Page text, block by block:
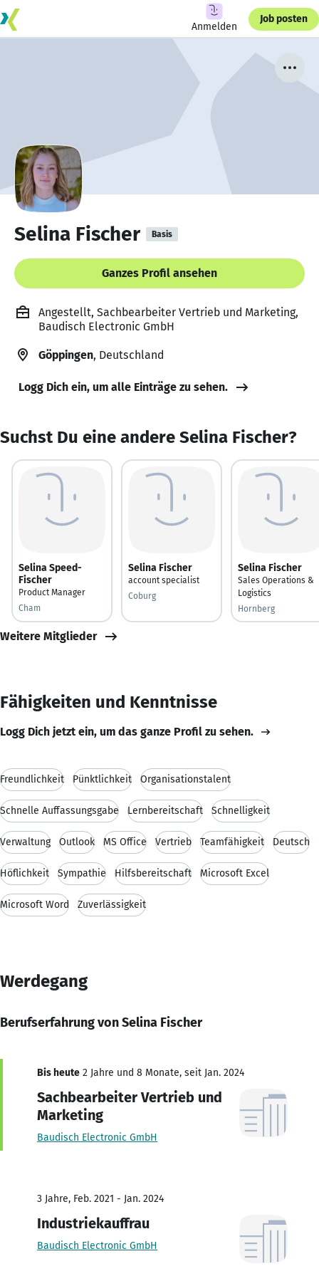
Anmelden
Job posten
Selina Fischer Basis
Ganzes Profil ansehen
Angestellt, Sachbearbeiter Vertrieb und Marketing,
Baudisch Electronic GmbH
Göppingen, Deutschland
Logg Dich ein, um alle Einträge zu sehen.
Suchst Du eine andere Selina Fischer?
Selina Speed-
Fischer
Product Manager
Cham
Selina Fischer
account specialist
Coburg
Selina Fischer
Sales Operations &
Logistics
Hornberg
Weitere Mitglieder
Fähigkeiten und Kenntnisse
Logg Dich jetzt ein, um das ganze Profil zu sehen.
Freundlichkeit Pünktlichkeit Organisationstalent
Schnelle Auffassungsgabe Lernbereitschaft Schnelligkeit
Verwaltung Outlook MS Office Vertrieb Teamfähigkeit Deutsch
Höflichkeit Sympathie Hilfsbereitschaft Microsoft Excel
Microsoft Word Zuverlässigkeit
Werdegang
Berufserfahrung von Selina Fischer
Bis heute 2 Jahre und 8 Monate, seit Jan. 2024
Sachbearbeiter Vertrieb und
Marketing
Baudisch Electronic GmbH
3 Jahre, Feb. 2021 - Jan. 2024
Industriekauffrau
Baudisch Electronic GmbH